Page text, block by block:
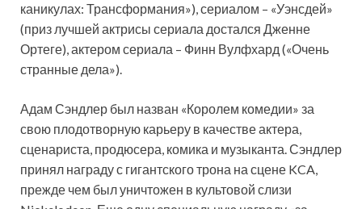
каникулах: Трансформания»), сериалом – «Уэнсдей»
(приз лучшей актрисы сериала достался Дженне
Ортеге), актером сериала – Финн Вулфхард («Очень
странные дела»).
Адам Сэндлер был назван «Королем комедии» за
свою плодотворную карьеру в качестве актера,
сценариста, продюсера, комика и музыканта. Сэндлер
принял награду с гигантского трона на сцене KCA,
прежде чем был уничтожен в культовой слизи